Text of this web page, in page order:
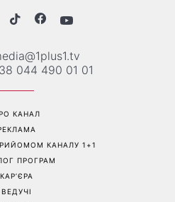
044 490 01 01
КАНАЛ
КАНАЛУ 1+1
ПРОГРАМ
КАР’ЄРА
ВЕДУЧІ